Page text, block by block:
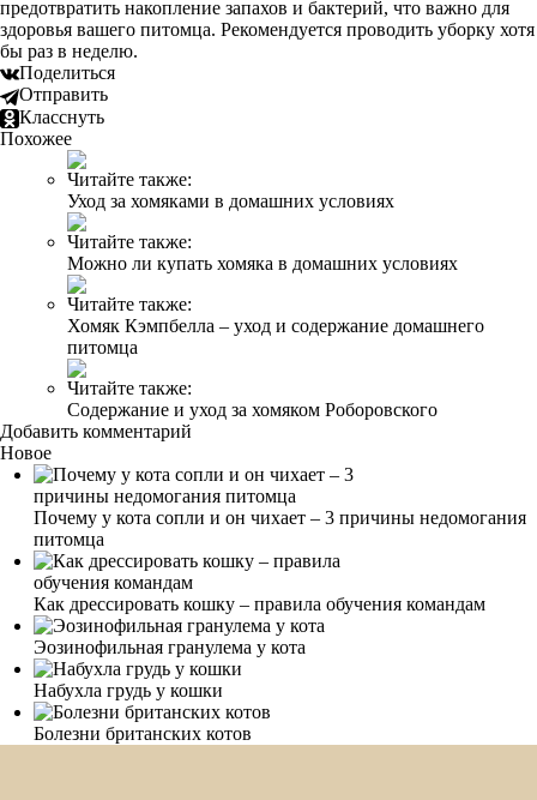
предотвратить накопление запахов и бактерий, что важно для
здоровья вашего питомца. Рекомендуется проводить уборку хотя
бы раз в неделю.
Поделиться
Отправить
Класснуть
Похожее
Читайте также:
Уход за хомяками в домашних условиях
Читайте также:
Можно ли купать хомяка в домашних условиях
Читайте также:
Хомяк Кэмпбелла – уход и содержание домашнего
питомца
Читайте также:
Содержание и уход за хомяком Роборовского
Добавить комментарий
Новое
Почему у кота сопли и он чихает – 3 причины недомогания
питомца
Как дрессировать кошку – правила обучения командам
Эозинофильная гранулема у кота
Набухла грудь у кошки
Болезни британских котов